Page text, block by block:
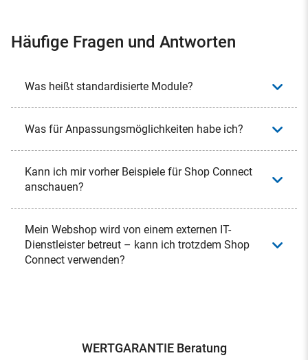
Häufige Fragen und Antworten
Was heißt standardisierte Module?
Was für Anpassungsmöglichkeiten habe ich?
Kann ich mir vorher Beispiele für Shop Connect
anschauen?
Mein Webshop wird von einem externen IT-
Dienstleister betreut – kann ich trotzdem Shop
Connect verwenden?
WERTGARANTIE Beratung